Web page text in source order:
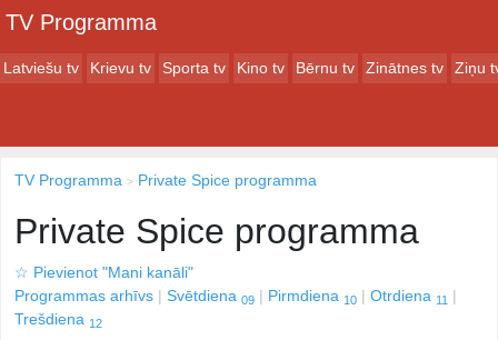
TV Programma
Latviešu tv Krievu tv Sporta tv Kino tv Bērnu tv Zinātnes tv Ziņu
TV Programma Private Spice programma
Private Spice programma
☆ Pievienot "Mani kanāli"
Programmas arhīvs
Svētdiena 09 Pirmdiena 10 Otrdiena 11
Trešdiena 12